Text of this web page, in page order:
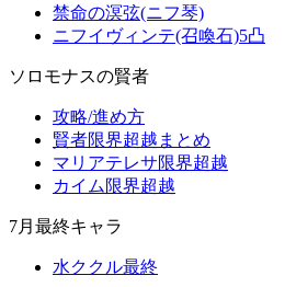
禁命の溟弦(ニフ琴)
ニフイヴィンテ(召喚石)5凸
ソロモナスの賢者
攻略/進め方
賢者限界超越まとめ
マリアテレサ限界超越
カイム限界超越
7月最終キャラ
水ククル最終